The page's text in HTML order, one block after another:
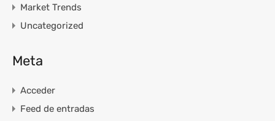
Market Trends
Uncategorized
Meta
Acceder
Feed de entradas